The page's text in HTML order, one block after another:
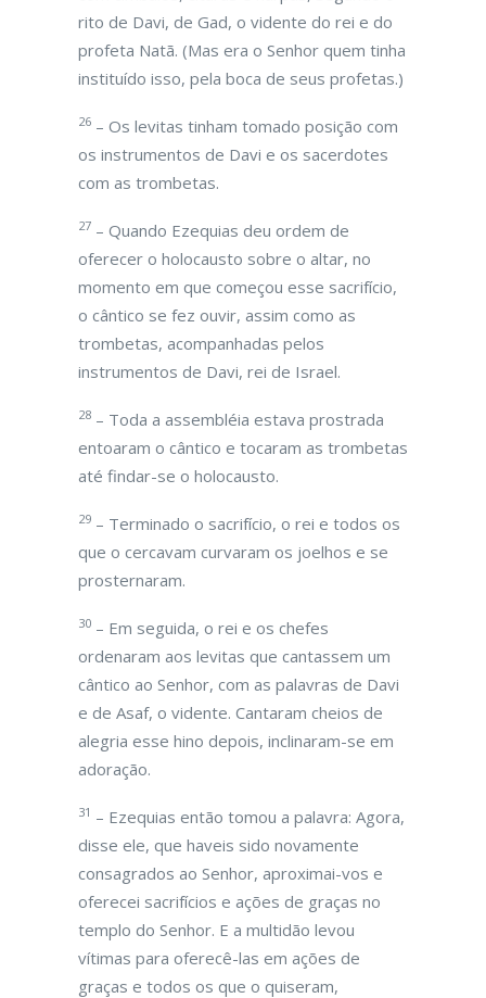
rito de Davi, de Gad, o vidente do rei e do
profeta Natã. (Mas era o Senhor quem tinha
instituído isso, pela boca de seus profetas.)
26 – Os levitas tinham tomado posição com
os instrumentos de Davi e os sacerdotes
com as trombetas.
27 – Quando Ezequias deu ordem de
oferecer o holocausto sobre o altar, no
momento em que começou esse sacrifício,
o cântico se fez ouvir, assim como as
trombetas, acompanhadas pelos
instrumentos de Davi, rei de Israel.
28 – Toda a assembléia estava prostrada
entoaram o cântico e tocaram as trombetas
até findar-se o holocausto.
29 – Terminado o sacrifício, o rei e todos os
que o cercavam curvaram os joelhos e se
prosternaram.
30 – Em seguida, o rei e os chefes
ordenaram aos levitas que cantassem um
cântico ao Senhor, com as palavras de Davi
e de Asaf, o vidente. Cantaram cheios de
alegria esse hino depois, inclinaram-se em
adoração.
31 – Ezequias então tomou a palavra: Agora,
disse ele, que haveis sido novamente
consagrados ao Senhor, aproximai-vos e
oferecei sacrifícios e ações de graças no
templo do Senhor. E a multidão levou
vítimas para oferecê-las em ações de
graças e todos os que o quiseram,